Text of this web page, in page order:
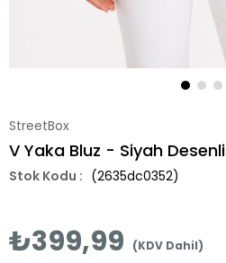
StreetBox
V Yaka Bluz - Siyah Desenli
(2635dc0352)
₺399,99 (KDV Dahil)